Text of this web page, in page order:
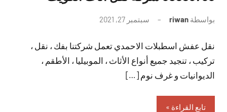
بواسطة riwan سبتمبر 27, 2021
تعليقات
نقل عفش اسطبلات الاحمدي تعمل شركتنا بفك ، نقل ،
تركيب ، تنجيد جميع أنواع الأثاث ، الموبيليا ، الأطقم ،
الديوانيات و غرف نوم […]
تابع القراءة